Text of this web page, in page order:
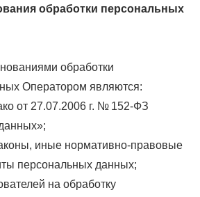
обработки персональных
обработки
Оператором являются:
от 27.07.2006 г. № 152-ФЗ
иные нормативно-правовые
персональных данных;
на обработку